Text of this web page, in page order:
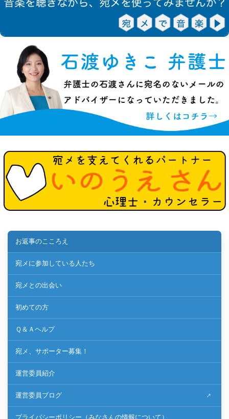
お返事のこころえ
宛メに参加している人たち
宛メとの出会い
初めての方
Ｑ＆Ａヘルプ
宛メ、サポーター募集！
運営委員紹介
運営委員ブログ
プライバシーポリシー（みなさんの情報について）